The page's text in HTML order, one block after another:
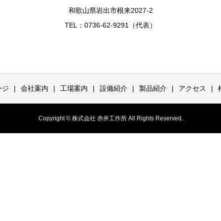
和歌山県岩出市根来2027-2
TEL：0736-62-9291（代表）
ジ 会社案内 工場案内 設備紹介 製品紹介 アクセス
Copyright © 株式会社 赤井工作所 All Rights Reserved.